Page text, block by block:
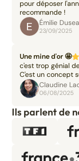
pour déposer
recommande !
Émilie
23/09/2025
Une mine d'or 🤩
c'est trop génial
C'est un concept
Claudine
06/08/2025
Ils parlent de